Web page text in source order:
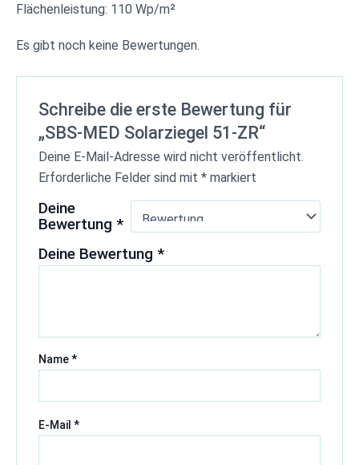
Flächenleistung: 110 Wp/m²
Es gibt noch keine Bewertungen.
Schreibe die erste Bewertung für
„SBS-MED Solarziegel 51-ZR“
Deine E-Mail-Adresse wird nicht veröffentlicht.
Erforderliche Felder sind mit *markiert
Deine
Bewertung *
Deine Bewertung *
Name*
E-Mail *